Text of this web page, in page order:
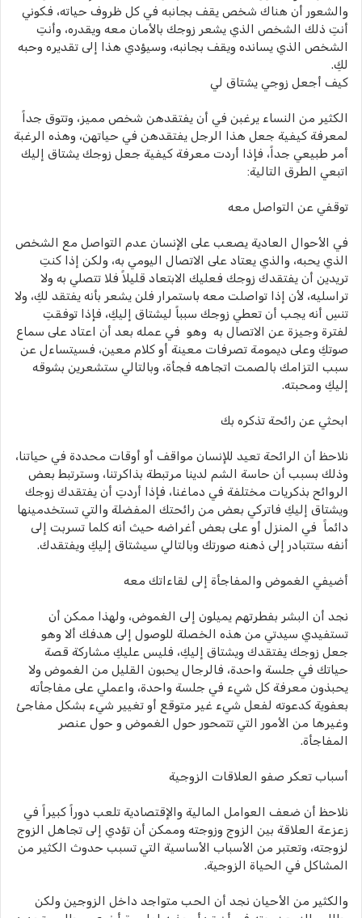
والشعور أن هناك شخص يقف بجانبه في كل ظروف حياته، فكوني
أنتِ ذلك الشخص الذي يشعر زوجك بالأمان معه ويقدره، وأنتِ
الشخص الذي يسانده ويقف بجانبه، وسيؤدي هذا إلى تقديره وحبه
لكِ.
كيف أجعل زوجي يشتاق لي
الكثير من النساء يرغبن في أن يفتقدهن شخص مميز، وتتوق جداً
لمعرفة كيفية جعل هذا الرجل يفتقدهن في حياتهن، وهذه الرغبة
أمر طبيعي جداً، فإذا أردت معرفة كيفية جعل زوجك يشتاق إليك
اتبعي الطرق التالية:
توقفي عن التواصل معه
في الأحوال العادية يصعب على الإنسان عدم التواصل مع الشخص
الذي يحبه، والذي يعتاد على الاتصال اليومي به، ولكن إذا كنتِ
تريدين أن يفتقدك زوجك فعليك الابتعاد قليلاً فلا تتصلي به ولا
تراسليه، لأن إذا تواصلت معه باستمرار فلن يشعر بأنه يفتقد لكِ، ولا
تنسِ أنه يجب أن تعطي زوجك سبباً ليشتاق إليكِ، فإذا توفقتِ
لفترة وجيزة عن الاتصال به وهو في عمله بعد أن اعتاد على سماع
صوتكِ وعلى ديمومة تصرفات معينة أو كلام معين، فسيتساءل عن
سبب التزامك بالصمت اتجاهه فجأة، وبالتالي ستشعرين بشوقه
إليكِ ومحبته.
ابحثي عن رائحة تذكره بك
نلاحظ أن الرائحة تعيد للإنسان مواقف أو أوقات محددة في حياتنا،
وذلك بسبب أن حاسة الشم لدينا مرتبطة بذاكرتنا، وسترتبط بعض
الروائح بذكريات مختلفة في دماغنا، فإذا أردتِ أن يفتقدك زوجك
ويشتاق إليكِ فاتركي بعض من رائحتك المفضلة والتي تستخدمينها
دائماً في المنزل أو على بعض أغراضه حيث أنه كلما تسربت إلى
أنفه ستتبادر إلى ذهنه صورتك وبالتالي سيشتاق إليكِ ويفتقدك.
أضيفي الغموض والمفاجأة إلى لقاءاتك معه
نجد أن البشر بفطرتهم يميلون إلى الغموض، ولهذا ممكن أن
تستفيدي سيدتي من هذه الخصلة للوصول إلى هدفك ألا وهو
جعل زوجك يفتقدك ويشتاق إليكِ، فليس عليكِ مشاركة قصة
حياتك في جلسة واحدة، فالرجال يحبون القليل من الغموض ولا
يحبذون معرفة كل شيء في جلسة واحدة، واعملي على مفاجأته
بعفوية كدعوته لفعل شيء غير متوقع أو تغيير شيء بشكل مفاجئ
وغيرها من الأمور التي تتمحور حول الغموض و حول عنصر
المفاجأة.
أسباب تعكر صفو العلاقات الزوجية
نلاحظ أن ضعف العوامل المالية والإقتصادية تلعب دوراً كبيراً في
زعزعة العلاقة بين الزوج وزوجته وممكن أن تؤدي إلى تجاهل الزوج
لزوجته، وتعتبر من الأسباب الأساسية التي تسبب حدوث الكثير من
المشاكل في الحياة الزوجية.
والكثير من الأحيان نجد أن الحب متواجد داخل الزوجين ولكن